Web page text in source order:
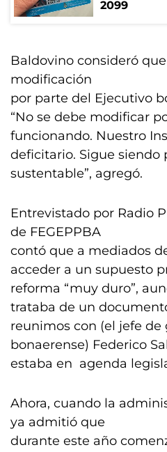
2099
Baldovino consideró
modificación
por parte del Ejecutivo
“No se debe modificar
funcionando. Nuestro
deficitario. Sigue siendo
sustentable”, agregó.
Entrevistado por Radio
de FEGEPPBA
contó que a mediados
acceder a un supuesto
reforma “muy duro”,
trataba de un
reunimos con (el jefe de
bonaerense) Federico
estaba en agenda
Ahora, cuando la
ya admitió que
durante este año